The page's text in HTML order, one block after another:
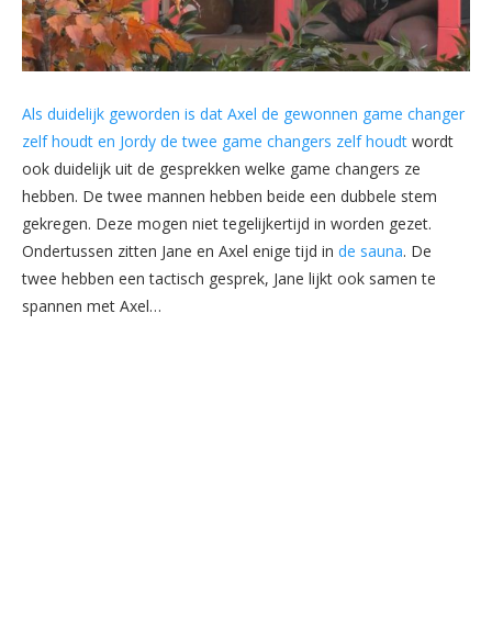
Als duidelijk geworden is dat Axel de gewonnen game changer
zelf houdt en Jordy de twee game changers zelf houdt wordt
ook duidelijk uit de gesprekken welke game changers ze
hebben. De twee mannen hebben beide een dubbele stem
gekregen. Deze mogen niet tegelijkertijd in worden gezet.
Ondertussen zitten Jane en Axel enige tijd in de sauna. De
twee hebben een tactisch gesprek, Jane lijkt ook samen te
spannen met Axel…